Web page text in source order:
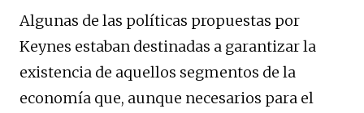
Algunas de las políticas propuestas por
Keynes estaban destinadas a garantizar la
existencia de aquellos segmentos de la
economía que, aunque necesarios para el